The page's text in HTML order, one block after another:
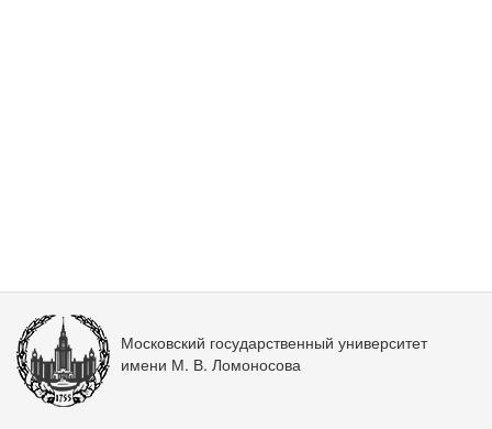
Московский государственный университет
имени М. В. Ломоносова